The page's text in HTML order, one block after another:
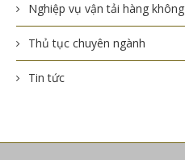
Nghiệp vụ vận tải hàng không
Thủ tục chuyên ngành
Tin tức